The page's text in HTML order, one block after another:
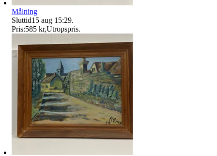
Målning
Sluttid15 aug 15:29.
Pris:585 kr,Utropspris.